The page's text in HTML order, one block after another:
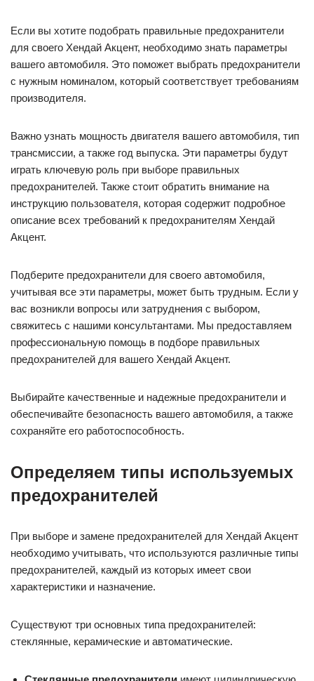
Если вы хотите подобрать правильные предохранители
для своего Хендай Акцент, необходимо знать параметры
вашего автомобиля. Это поможет выбрать предохранители
с нужным номиналом, который соответствует требованиям
производителя.
Важно узнать мощность двигателя вашего автомобиля, тип
трансмиссии, а также год выпуска. Эти параметры будут
играть ключевую роль при выборе правильных
предохранителей. Также стоит обратить внимание на
инструкцию пользователя, которая содержит подробное
описание всех требований к предохранителям Хендай
Акцент.
Подберите предохранители для своего автомобиля,
учитывая все эти параметры, может быть трудным. Если у
вас возникли вопросы или затруднения с выбором,
свяжитесь с нашими консультантами. Мы предоставляем
профессиональную помощь в подборе правильных
предохранителей для вашего Хендай Акцент.
Выбирайте качественные и надежные предохранители и
обеспечивайте безопасность вашего автомобиля, а также
сохраняйте его работоспособность.
Определяем типы используемых
предохранителей
При выборе и замене предохранителей для Хендай Акцент
необходимо учитывать, что используются различные типы
предохранителей, каждый из которых имеет свои
характеристики и назначение.
Существуют три основных типа предохранителей:
стеклянные, керамические и автоматические.